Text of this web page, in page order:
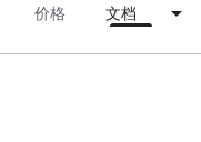
价格 文档